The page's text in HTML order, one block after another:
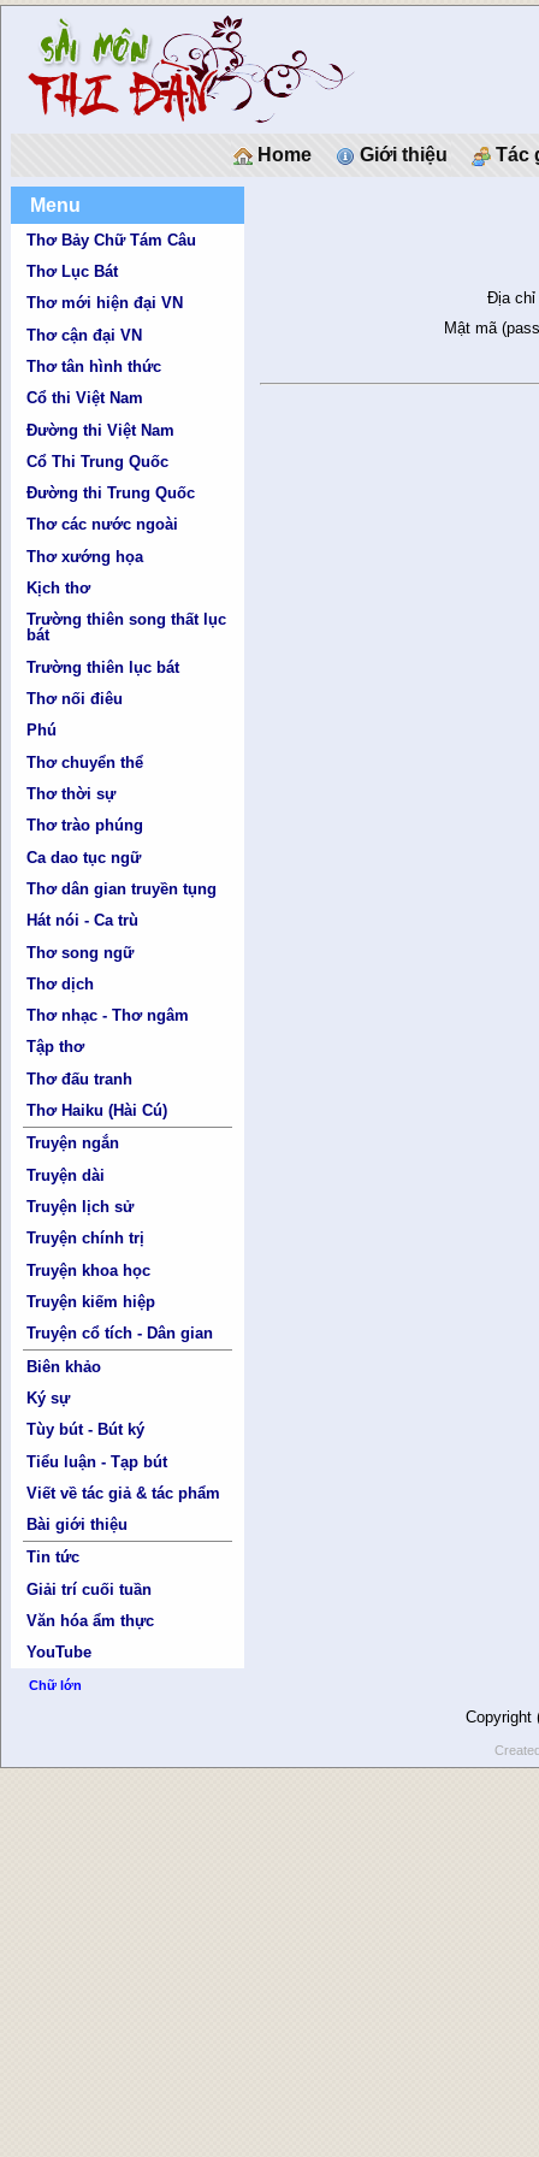
Home Giới thiệu Tác
Menu
Thơ Bảy Chữ Tám Câu
Thơ Lục Bát
Thơ mới hiện đại VN
Thơ cận đại VN
Thơ tân hình thức
Cổ thi Việt Nam
Đường thi Việt Nam
Cổ Thi Trung Quốc
Đường thi Trung Quốc
Thơ các nước ngoài
Thơ xướng họa
Kịch thơ
Trường thiên song thất lục
bát
Trường thiên lục bát
Thơ nối điêu
Phú
Thơ chuyển thể
Thơ thời sự
Thơ trào phúng
Ca dao tục ngữ
Thơ dân gian truyền tụng
Hát nói - Ca trù
Thơ song ngữ
Thơ dịch
Thơ nhạc - Thơ ngâm
Tập thơ
Thơ đấu tranh
Thơ Haiku (Hài Cú)
Truyện ngắn
Truyện dài
Truyện lịch sử
Truyện chính trị
Truyện khoa học
Truyện kiếm hiệp
Truyện cổ tích - Dân gian
Biên khảo
Ký sự
Tùy bút - Bút ký
Tiểu luận - Tạp bút
Viết về tác giả & tác phẩm
Bài giới thiệu
Tin tức
Giải trí cuối tuần
Văn hóa ẩm thực
YouTube
Chữ lớn
Địa chỉ
Mật mã
Copyright